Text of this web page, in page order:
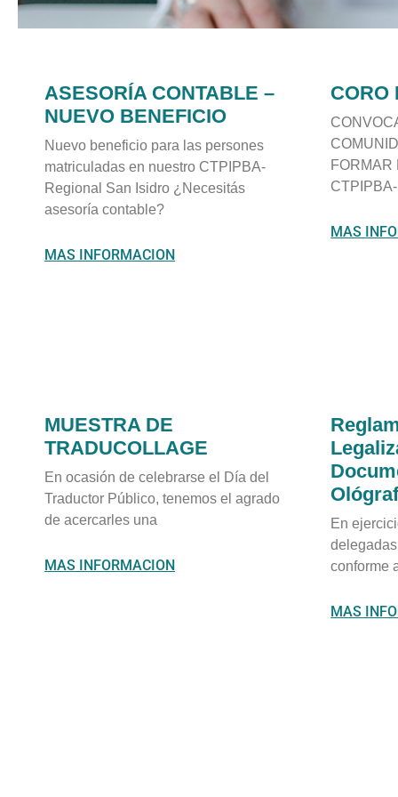
ASESORÍA CONTABLE –
NUEVO BENEFICIO
Nuevo beneficio para las persones
matriculadas en nuestro CTPIPBA-
Regional San Isidro ¿Necesitás
asesoría contable?
MAS INFORMACION
CORO
FORMAR
MAS
MUESTRA DE
TRADUCOLLAGE
En ocasión de celebrarse el Día del
Traductor Público, tenemos el agrado
de acercarles una
MAS INFORMACION
En
conforme
MAS